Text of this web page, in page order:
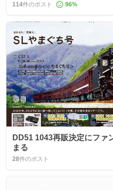
114件のポスト 96%
DD51 1043再販決定にファ
まる
28件のポスト